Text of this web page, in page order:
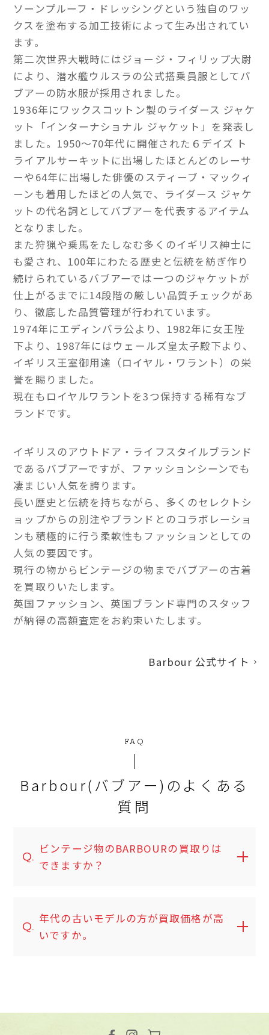
ソーンプルーフ・ドレッシングという独自のワッ
クスを塗布する加工技術によって生み出されてい
ます。
第二次世界大戦時にはジョージ・フィリップ大尉
により、潜水艦ウルスラの公式搭乗員服としてバ
ブアーの防水服が採用されました。
1936年にワックスコットン製のライダース ジャケ
ット「インターナショナル ジャケット」を発表し
ました。1950～70年代に開催された６デイズ ト
ライアルサーキットに出場したほとんどのレーサ
ーや64年に出場した俳優のスティーブ・マックィ
ーンも着用したほどの人気で、ライダース ジャケ
ットの代名詞としてバブアーを代表するアイテム
となりました。
また狩猟や乗馬をたしなむ多くのイギリス紳士に
も愛され、100年にわたる歴史と伝統を紡ぎ作り
続けられているバブアーでは一つのジャケットが
仕上がるまでに14段階の厳しい品質チェックがあ
り、徹底した品質管理が行われています。
1974年にエディンバラ公より、1982年に女王陛
下より、1987年にはウェールズ皇太子殿下より、
イギリス王室御用達（ロイヤル・ワラント）の栄
誉を賜りました。
現在もロイヤルワラントを3つ保持する稀有なブ
ランドです。
イギリスのアウトドア・ライフスタイルブランド
であるバブアーですが、ファッションシーンでも
凄まじい人気を誇ります。
長い歴史と伝統を持ちながら、多くのセレクトシ
ョップからの別注やブランドとのコラボレーショ
ンも積極的に行う柔軟性もファッションとしての
人気の要因です。
現行の物からビンテージの物までバブアーの古着
を買取りいたします。
英国ファッション、英国ブランド専門のスタッフ
が納得の高額査定をお約束いたします。
Barbour 公式サイト
FAQ
Barbour(バブアー)のよくある
質問
Q.
ビンテージ物のBARBOURの買取りは
できますか？
Q.
年代の古いモデルの方が買取価格が高
いですか。